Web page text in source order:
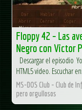
Floppy 42 – Las
Negro con Victor
Descargar el episodio
HTML5 video. Escuchar
MS-DOS Club - Club de
pero orgullosos